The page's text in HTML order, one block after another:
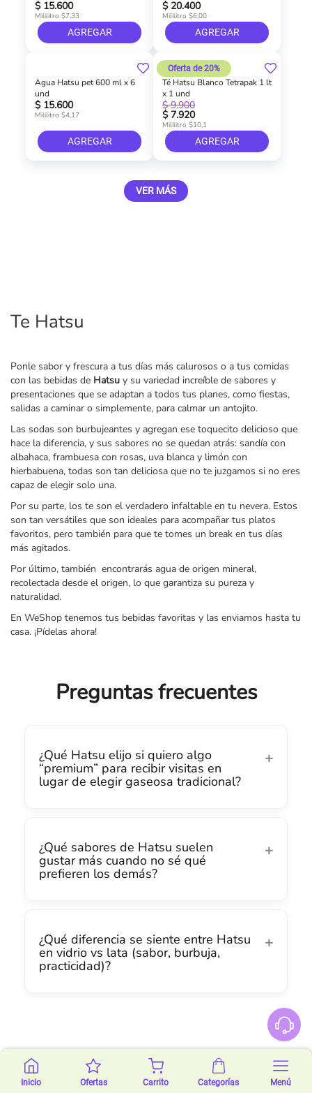
Inicio Ofertas Carrito Categorías Menú
$ 15.600
Mililitro $7,33
AGREGAR
$ 20.400
Mililitro $6,00
AGREGAR
Agua Hatsu pet 600 ml x 6
und
$ 15.600
Mililitro $4,17
AGREGAR
Té Hatsu Blanco Tetrapak 1 lt
x 1 und
Oferta de 20%
$ 9.900
$ 7.920
Mililitro $10,1
AGREGAR
VER MÁS
Te Hatsu
Ponle sabor y frescura a tus días más calurosos o a tus comidas
con las bebidas de Hatsu y su variedad increíble de sabores y
presentaciones que se adaptan a todos tus planes, como fiestas,
salidas a caminar o simplemente, para calmar un antojito.
Las sodas son burbujeantes y agregan ese toquecito delicioso que
hace la diferencia, y sus sabores no se quedan atrás: sandía con
albahaca, frambuesa con rosas, uva blanca y limón con
hierbabuena, todas son tan deliciosa que no te juzgamos si no eres
capaz de elegir solo una.
Por su parte, los te son el verdadero infaltable en tu nevera. Estos
son tan versátiles que son ideales para acompañar tus platos
favoritos, pero también para que te tomes un break en tus días
más agitados.
Por último, también encontrarás agua de origen mineral,
recolectada desde el origen, lo que garantiza su pureza y
naturalidad.
En WeShop tenemos tus bebidas favoritas y las enviamos hasta tu
casa. ¡Pídelas ahora!
Preguntas frecuentes
¿Qué Hatsu elijo si quiero algo
“premium” para recibir visitas en
lugar de elegir gaseosa tradicional?
¿Qué sabores de Hatsu suelen
gustar más cuando no sé qué
prefieren los demás?
¿Qué diferencia se siente entre Hatsu
en vidrio vs lata (sabor, burbuja,
practicidad)?